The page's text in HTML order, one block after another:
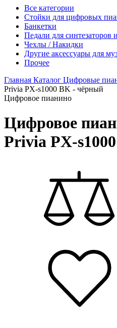
Все категории
Стойки для цифровых
Банкетки
Педали для
Чехлы / Накидки
Другие аксессуары для
Прочее
Главная Каталог Цифровые
Privia PX-s1000 BK - чёрный
Цифровое пианино
Цифровое
Privia PX-